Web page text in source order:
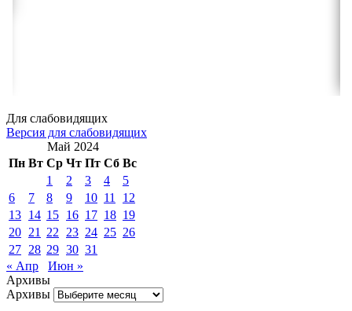
Для слабовидящих
Версия для слабовидящих
Май 2024
Пн Вт Ср Чт Пт Сб Вс
1
2 3 4
5
6
7 8 9 10 11
12
13 14 15 16 17 18 19
20 21 22 23 24 25 26
27 28 29 30 31
« Апр
Июн »
Архивы
Архивы